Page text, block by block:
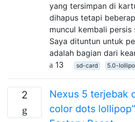
yang tersimpan di
dihapus tetapi
muncul kembali
Saya dituntun untuk
adalah bagian dari
13
sd-card 5.0-
2
Nexus 5 terjebak
color dots